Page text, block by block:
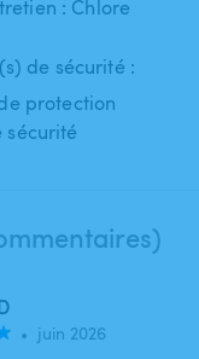
: Chlore
de sécurité :
protection
sécurité
• juin 2026